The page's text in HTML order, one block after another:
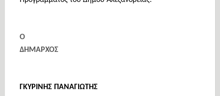
Ο
ΔΗΜΑΡΧΟΣ
ΓΚΥΡΙΝΗΣ ΠΑΝΑΓΙΩΤΗΣ